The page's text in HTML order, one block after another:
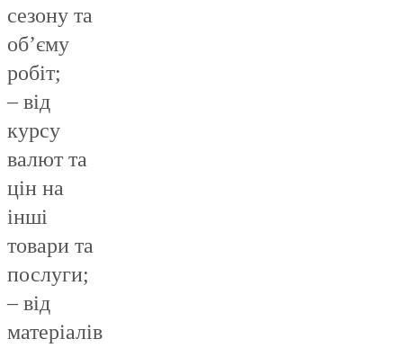
сезону та
об’єму
робіт;
– від
курсу
валют та
цін на
інші
товари та
послуги;
– від
матеріалів